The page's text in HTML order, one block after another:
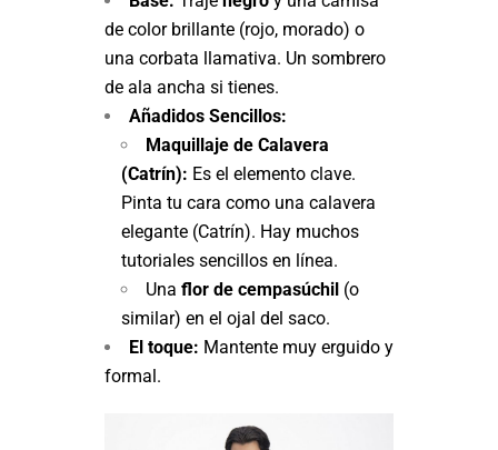
de color brillante (rojo, morado) o
una corbata llamativa. Un sombrero
de ala ancha si tienes.
Añadidos Sencillos:
Maquillaje de Calavera
(Catrín): Es el elemento clave.
Pinta tu cara como una calavera
elegante (Catrín). Hay muchos
tutoriales sencillos en línea.
Una flor de cempasúchil (o
similar) en el ojal del saco.
El toque: Mantente muy erguido y
formal.